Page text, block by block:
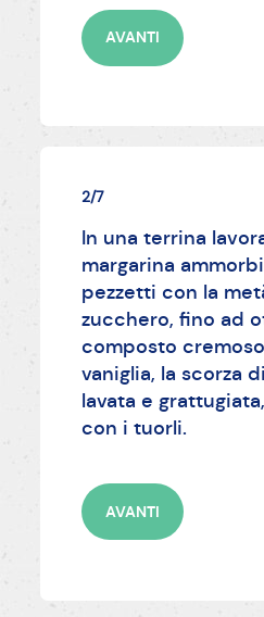
AVANTI
2/7
In una terrina
margarina
pezzetti con la
zucchero, fino ad
composto
vaniglia, la scorza
lavata e
con i tuorli.
AVANTI